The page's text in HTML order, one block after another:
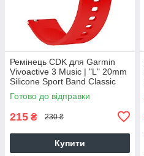
Ремінець CDK для Garmin
Vivoactive 3 Music | "L" 20mm
Silicone Sport Band Classic
(09651) (red)
Готово до відправки
215 ₴ 230 ₴
Купити